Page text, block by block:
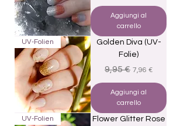
Aggiungi al
carrello
UV-Folien
Golden Diva (UV-
Folie)
Prezzo regolare
9,95 € Prezzo scontato
7,96 €
Aggiungi al
carrello
UV-Folien
Flower Glitter Rose